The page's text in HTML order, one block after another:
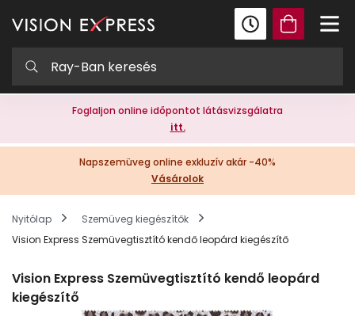
Foglaljon online időpontot látásvizsgálatra
itt.
Napszemüveg online exkluzív akár -40%
Vásárolok
Nyitólap
Szemüveg kiegészítők
Vision Express Szemüvegtisztító kendő leopárd kiegészítő
Vision Express Szemüvegtisztító kendő leopárd
kiegészítő